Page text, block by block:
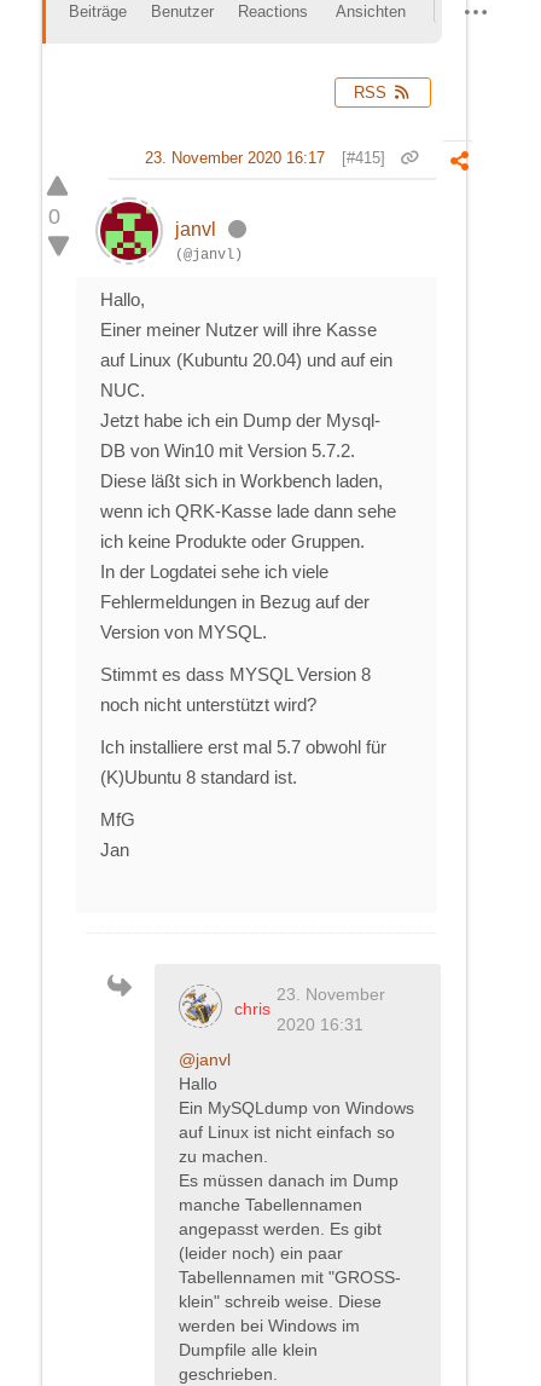
Beiträge Benutzer Reactions Ansichten
RSS
0
[#415]
23. November 2020 16:17
janvl
(@janvl)
Hallo,
Einer meiner Nutzer will ihre Kasse
auf Linux (Kubuntu 20.04) und auf ein
NUC.
Jetzt habe ich ein Dump der Mysql-
DB von Win10 mit Version 5.7.2.
Diese läßt sich in Workbench laden,
wenn ich QRK-Kasse lade dann sehe
ich keine Produkte oder Gruppen.
In der Logdatei sehe ich viele
Fehlermeldungen in Bezug auf der
Version von MYSQL.
Stimmt es dass MYSQL Version 8
noch nicht unterstützt wird?
Ich installiere erst mal 5.7 obwohl für
(K)Ubuntu 8 standard ist.
MfG
Jan
chris
23. November
2020 16:31
@janvl
Hallo
Ein MySQLdump von Windows
auf Linux ist nicht einfach so
zu machen.
Es müssen danach im Dump
manche Tabellennamen
angepasst werden. Es gibt
(leider noch) ein paar
Tabellennamen mit "GROSS-
klein" schreib weise. Diese
werden bei Windows im
Dumpfile alle klein
geschrieben.